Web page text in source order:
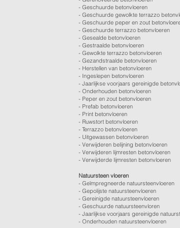
-Geschuurde betonvloeren
-Geschuurde gewolkte terrazzo
-Geschuurde peper en zout
-Geschuurde terrazzo betonvloeren
-Gesealde betonvloeren
-Gestraalde betonvloeren
-Gewolkte terrazzo betonvloeren
-Gezandstraalde betonvloeren
- Herstellen van betonvloeren
- Ingeslepen betonvloeren
-Jaarlijkse voorjaars gereinigde
-Onderhouden betonvloeren
- Peper en zout betonvloeren
- Prefab betonvloeren
- Print betonvloeren
- Ruwstort betonvloeren
-Terrazzo betonvloeren
- Uitgewassen betonvloeren
-Verwijderen belijning betonvloeren
-Verwijderen lijmresten betonvloeren
- Verwijderde lijmresten betonvloeren
Natuursteen vloeren
- Geïmpregneerde natuursteenvloeren
- Gepolijste natuursteenvloeren
- Gereinigde natuursteenvloeren
- Geschuurde natuursteenvloren
- Jaarlijkse voorjaars gereinigde
- Onderhouden natuursteenvloeren